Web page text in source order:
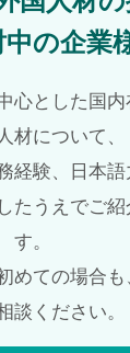
の企業
心とした国
材について、
経験、日本語
たうえでご紹
す。
めての場合
談ください。